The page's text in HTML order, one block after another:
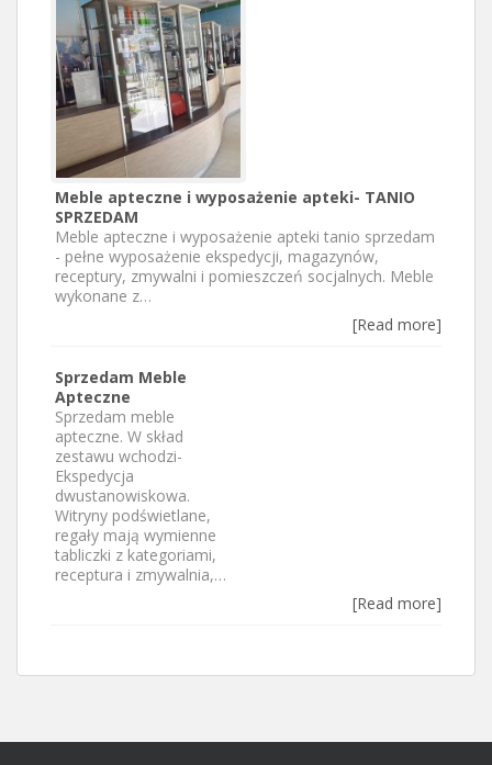
Meble apteczne i wyposażenie apteki- TANIO
SPRZEDAM
Meble apteczne i wyposażenie apteki tanio sprzedam
- pełne wyposażenie ekspedycji, magazynów,
receptury, zmywalni i pomieszczeń socjalnych. Meble
wykonane z…
[Read more]
Sprzedam Meble
Apteczne
Sprzedam meble
apteczne. W skład
zestawu wchodzi-
Ekspedycja
dwustanowiskowa.
Witryny podświetlane,
regały mają wymienne
tabliczki z kategoriami,
receptura i zmywalnia,…
[Read more]